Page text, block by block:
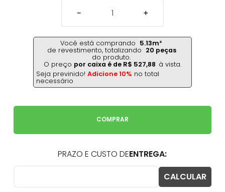
＋
－
Você está comprando 5.13m²
de revestimento, totalizando 20 peças
do produto.
O preço por caixa é de R$ 527,88 à vista.
Seja previnido!Adicione 10% no total
necessário
COMPRAR